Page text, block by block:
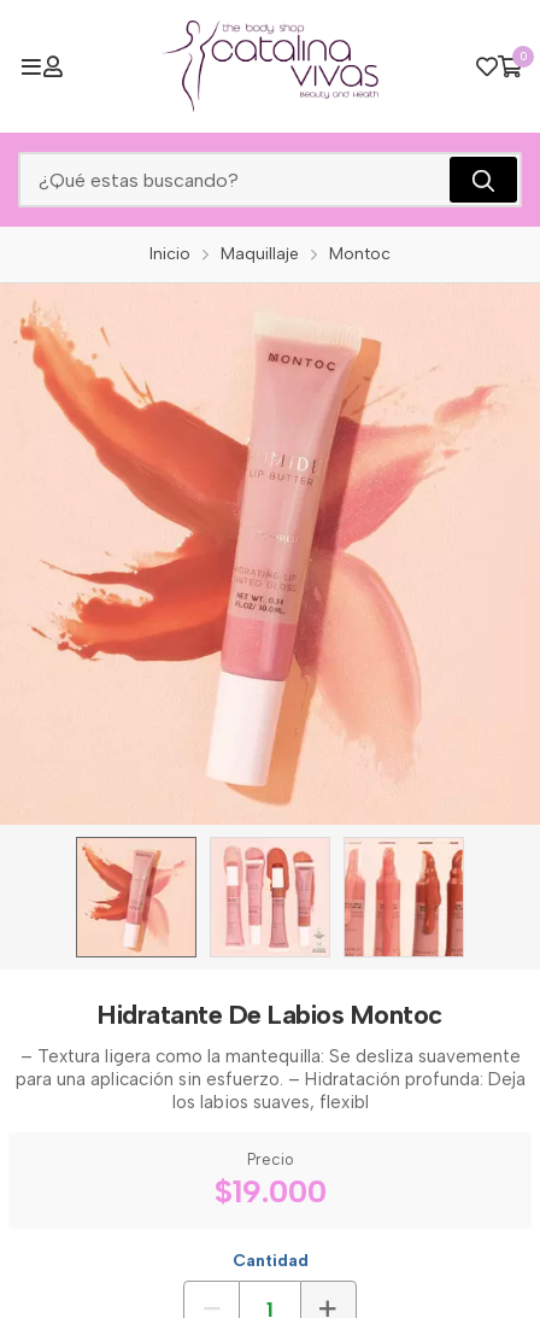
0
Inicio Maquillaje Montoc
Hidratante De Labios Montoc
– Textura ligera como la mantequilla: Se desliza suavemente
para una aplicación sin esfuerzo. – Hidratación profunda: Deja
los labios suaves, flexibl
Precio
$19.000
Cantidad